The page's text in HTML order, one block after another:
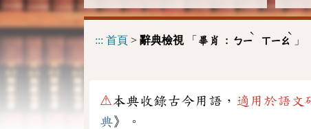
::: 首頁 > 辭典檢視「 畢肖 : ㄅㄧ
ˋ
ㄒㄧㄠ
ˋ
」
⚠本典收錄古今用語， 適用於語文
典》。